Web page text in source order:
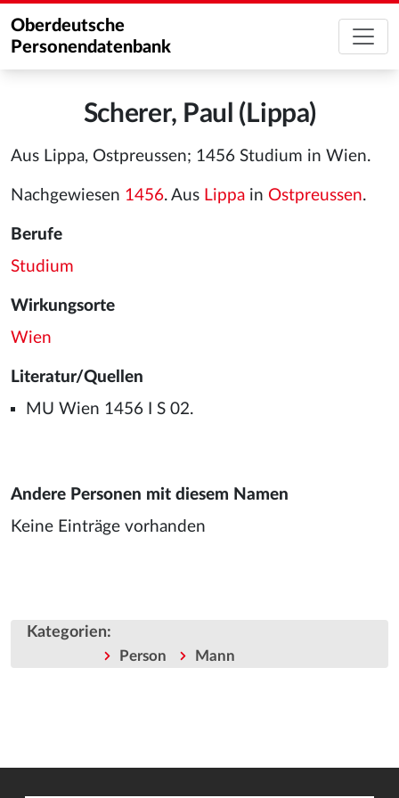
Oberdeutsche
Personendatenbank
Scherer, Paul (Lippa)
Aus Lippa, Ostpreussen; 1456 Studium in Wien.
Nachgewiesen 1456. Aus Lippa in Ostpreussen.
Berufe
Studium
Wirkungsorte
Wien
Literatur/Quellen
MU Wien 1456 I S 02.
Andere Personen mit diesem Namen
Keine Einträge vorhanden
Kategorien:
Person Mann